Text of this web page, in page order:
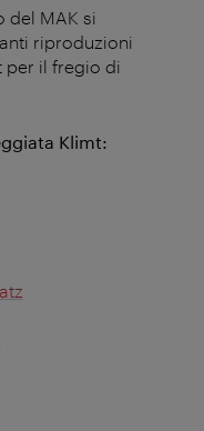
del MAK si
riproduzioni
per il fregio di
Klimt: